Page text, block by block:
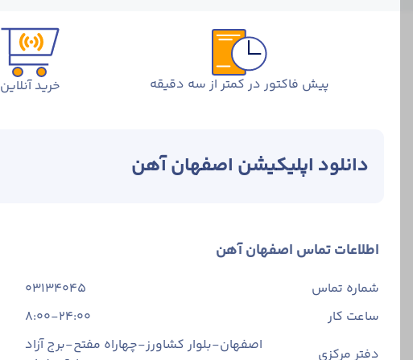
پیش فاکتور در کمتر از سه دقیقه خرید آنلاین
دانلود اپلیکیشن اصفهان آهن
اطلاعات تماس اصفهان آهن
شماره تماس
03134045
ساعت کار
8:00-24:00
دفتر مرکزی
اصفهان-بلوار کشاورز-چهاراه مفتح-برج آزاد